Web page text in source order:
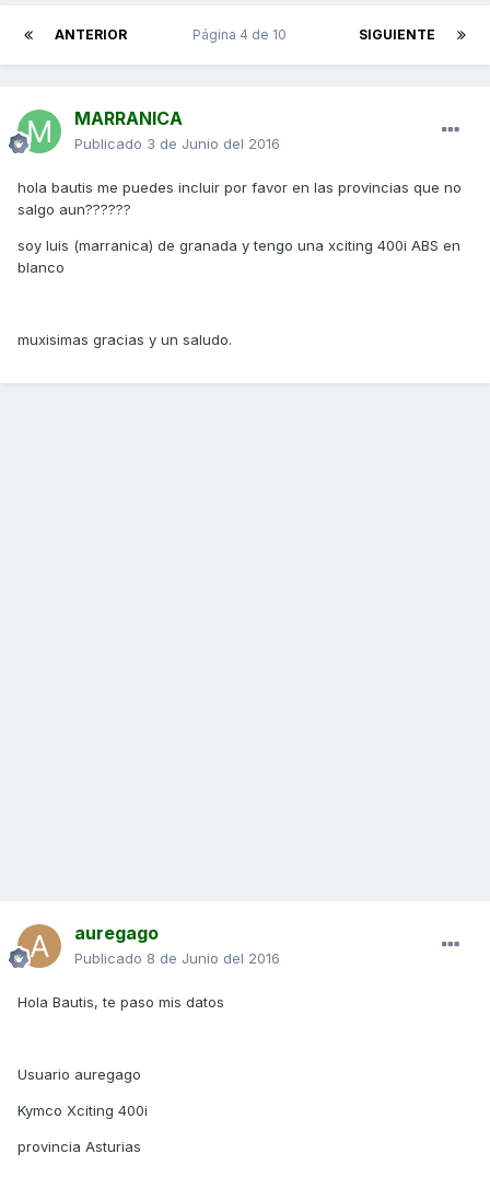
ANTERIOR SIGUIENTE
Página 4 de 10
MARRANICA
Publicado 3 de Junio del 2016
hola bautis me puedes incluir por favor en las provincias que no
salgo aun??????
soy luis (marranica) de granada y tengo una xciting 400i ABS en
blanco
muxisimas gracias y un saludo.
auregago
Publicado 8 de Junio del 2016
Hola Bautis, te paso mis datos
Usuario auregago
Kymco Xciting 400i
provincia Asturias